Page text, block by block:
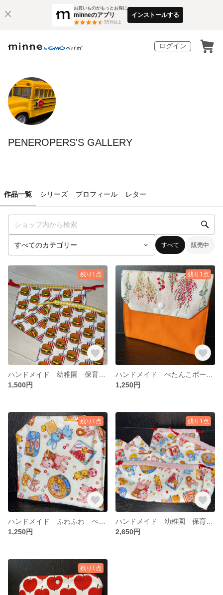
お買いものがもっとお得に
minneのアプリ
3万件以上
インストールする
ログイン
PENEROPERS'S GALLERY
作品一覧 シリーズ プロフィール レター
すべて 販売中
残り1点
1,500円
残り1点
1,250円
残り1点
1,250円
残り1点
2,650円
残り1点